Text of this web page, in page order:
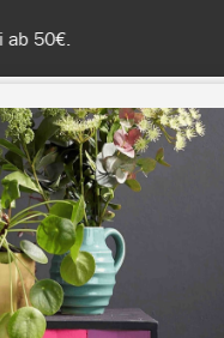
NACHHALTIGKEIT